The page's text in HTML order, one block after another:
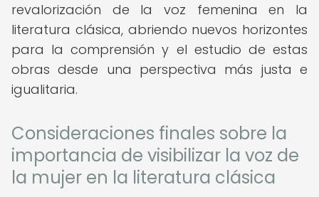
revalorización de la voz femenina en la
literatura clásica, abriendo nuevos horizontes
para la comprensión y el estudio de estas
obras desde una perspectiva más justa e
igualitaria.
Consideraciones finales sobre la
importancia de visibilizar la voz de
la mujer en la literatura clásica